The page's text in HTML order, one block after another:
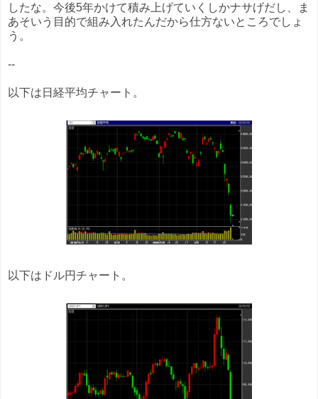
したな。今後5年かけて積み上げていくしかナサげだし、ま
あそいう目的で組み入れたんだから仕方ないところでしょ
う。
--
以下は日経平均チャート。
以下はドル円チャート。